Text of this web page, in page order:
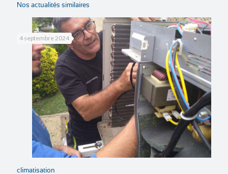
Nos actualités similaires
4 septembre 2024
climatisation